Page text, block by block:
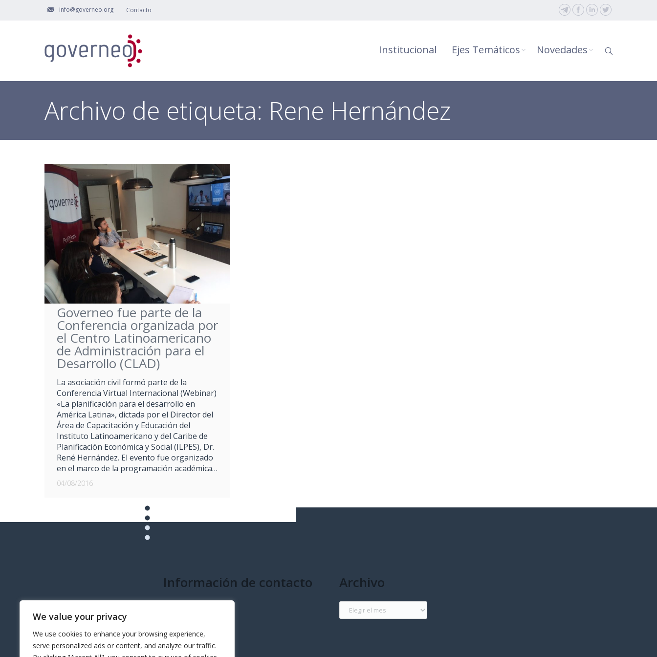
We value your privacy
We use cookies to enhance your browsing experience,
serve personalized ads or content, and analyze our traffic.
info@governeo.org Contacto
Institucional Ejes Temáticos Novedades
Archivo de etiqueta: Rene Hernández
Governeo fue parte de la
Conferencia organizada por
el Centro Latinoamericano
de Administración para el
Desarrollo (CLAD)
La asociación civil formó parte de la
Conferencia Virtual Internacional (Webinar)
«La planificación para el desarrollo en
América Latina», dictada por el Director del
Área de Capacitación y Educación del
Instituto Latinoamericano y del Caribe de
Planificación Económica y Social (ILPES), Dr.
René Hernández. El evento fue organizado
en el marco de la programación académica…
04/08/2016
Información de contacto Archivo
Archivo